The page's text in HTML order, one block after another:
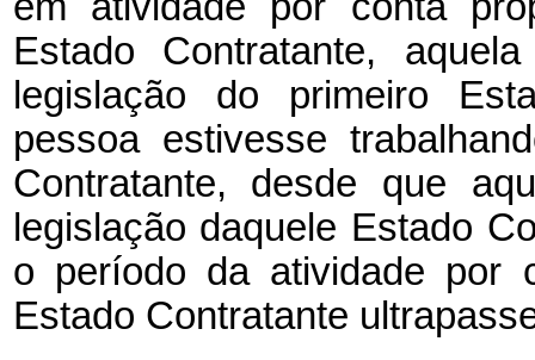
Estado Contratante,
legislação do primeiro
pessoa estivesse
Contratante, desde que
legislação daquele Estado
o período da atividade por
Estado Contratante